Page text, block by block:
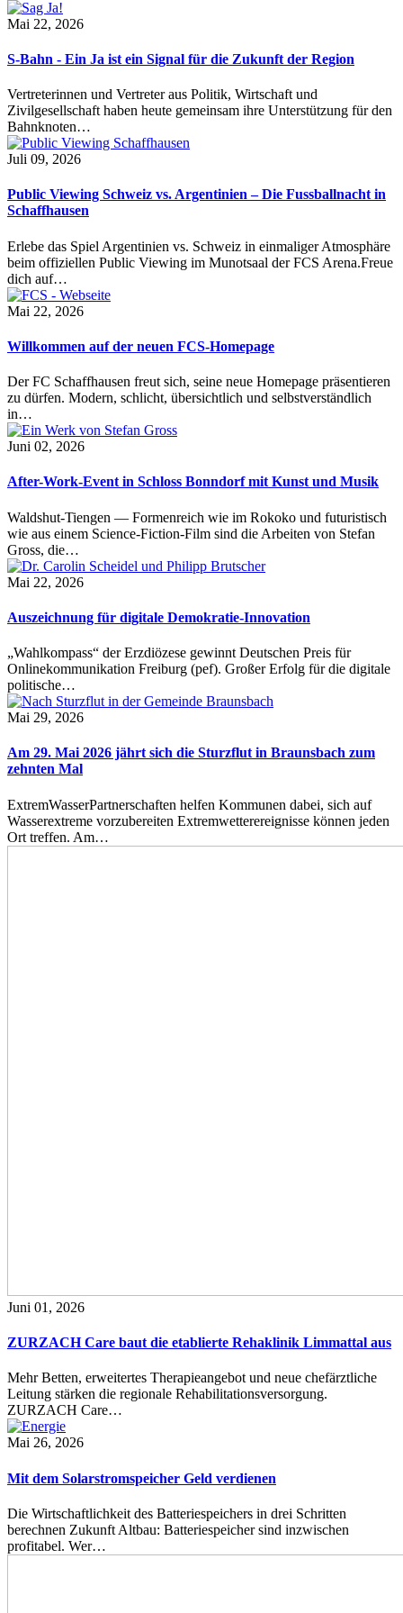
Mai 22, 2026
S-Bahn - Ein Ja ist ein Signal für die Zukunft der Region
Vertreterinnen und Vertreter aus Politik, Wirtschaft und
Zivilgesellschaft haben heute gemeinsam ihre Unterstützung für den
Bahnknoten…
Juli 09, 2026
Public Viewing Schweiz vs. Argentinien – Die Fussballnacht in
Schaffhausen
Erlebe das Spiel Argentinien vs. Schweiz in einmaliger Atmosphäre
beim offiziellen Public Viewing im Munotsaal der FCS Arena.Freue
dich auf…
Mai 22, 2026
Willkommen auf der neuen FCS-Homepage
Der FC Schaffhausen freut sich, seine neue Homepage präsentieren
zu dürfen. Modern, schlicht, übersichtlich und selbstverständlich
in…
Juni 02, 2026
After-Work-Event in Schloss Bonndorf mit Kunst und Musik
Waldshut-Tiengen — Formenreich wie im Rokoko und futuristisch
wie aus einem Science-Fiction-Film sind die Arbeiten von Stefan
Gross, die…
Mai 22, 2026
Auszeichnung für digitale Demokratie-Innovation
„Wahlkompass“ der Erzdiözese gewinnt Deutschen Preis für
Onlinekommunikation Freiburg (pef). Großer Erfolg für die digitale
politische…
Mai 29, 2026
Am 29. Mai 2026 jährt sich die Sturzflut in Braunsbach zum
zehnten Mal
ExtremWasserPartnerschaften helfen Kommunen dabei, sich auf
Wasserextreme vorzubereiten Extremwetterereignisse können jeden
Ort treffen. Am…
Juni 01, 2026
ZURZACH Care baut die etablierte Rehaklinik Limmattal aus
Mehr Betten, erweitertes Therapieangebot und neue chefärztliche
Leitung stärken die regionale Rehabilitationsversorgung.
ZURZACH Care…
Mai 26, 2026
Mit dem Solarstromspeicher Geld verdienen
Die Wirtschaftlichkeit des Batteriespeichers in drei Schritten
berechnen Zukunft Altbau: Batteriespeicher sind inzwischen
profitabel. Wer…